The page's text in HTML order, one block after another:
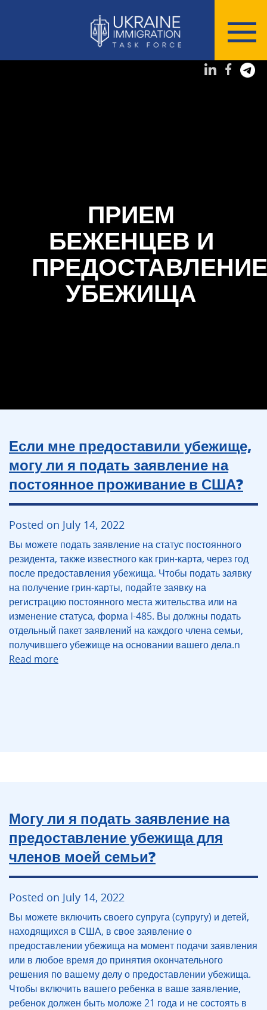
ПРИЕМ
БЕЖЕНЦЕВ И
ПРЕДОСТАВЛЕНИЕ
УБЕЖИЩА
Если мне предоставили убежище,
могу ли я подать заявление на
постоянное проживание в США?
Posted on July 14, 2022
Вы можете подать заявление на статус постоянного
резидента, также известного как грин-карта, через год
после предоставления убежища. Чтобы подать заявку
на получение грин-карты, подайте заявку на
регистрацию постоянного места жительства или на
изменение статуса, форма I-485. Вы должны подать
отдельный пакет заявлений на каждого члена семьи,
получившего убежище на основании вашего дела.n
Read more
Могу ли я подать заявление на
предоставление убежища для
членов моей семьи?
Posted on July 14, 2022
Вы можете включить своего супруга (супругу) и детей,
находящихся в США, в свое заявление о
предоставлении убежища на момент подачи заявления
или в любое время до принятия окончательного
решения по вашему делу о предоставлении убежища.
Чтобы включить вашего ребенка в ваше заявление,
ребенок должен быть моложе 21 года и не состоять в